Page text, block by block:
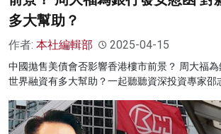
多大幫助？
作者: 本社編輯部 2025-04-15
中國拋售美債會否影響香港樓市前景？ 周大福
世界融資有多大幫助？一起聽聽資深投資專家邵